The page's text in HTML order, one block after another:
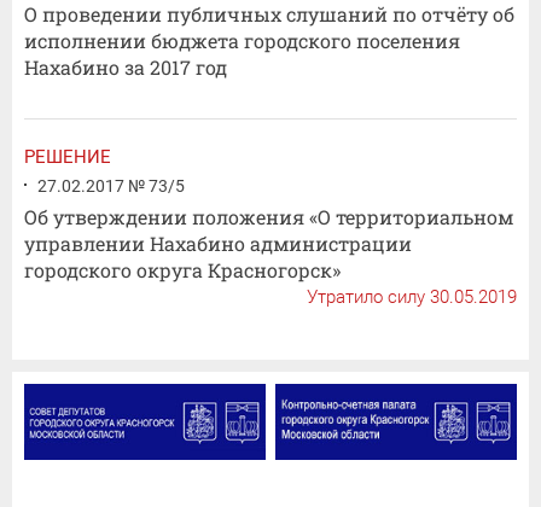
О проведении публичных слушаний по отчёту об
исполнении бюджета городского поселения
Нахабино за 2017 год
РЕШЕНИЕ
27.02.2017 № 73/5
Об утверждении положения «О территориальном
управлении Нахабино администрации
городского округа Красногорск»
Утратило силу 30.05.2019